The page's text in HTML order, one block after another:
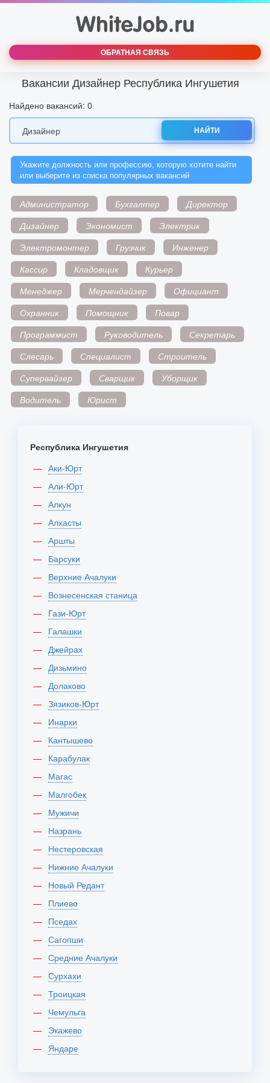
ОБРАТНАЯ СВЯЗЬ
Вакансии Дизайнер Республика Ингушетия
Найдено вакансий: 0
НАЙТИ
Укажите должность или профессию, которую хотите найти
или выберите из списка популярных вакансий
Администратор Бухгалтер
Директор
Дизайнер
Экономист
Электрик
Электромонтер
Грузчик
Инженер
Кассир
Кладовщик
Курьер
Менеджер
Мерчендайзер
Официант
Охранник
Помощник
Повар
Программист
Руководитель
Секретарь
Слесарь
Специалист
Строитель
Супервайзер
Сварщик
Уборщик
Водитель
Юрист
Республика Ингушетия
Аки-Юрт
Али-Юрт
Алкун
Алхасты
Аршты
Барсуки
Верхние Ачалуки
Вознесенская станица
Гази-Юрт
Галашки
Джейрах
Дизьмино
Долаково
Зязиков-Юрт
Инарки
Кантышево
Карабулак
Магас
Малгобек
Мужичи
Назрань
Нестеровская
Нижние Ачалуки
Новый Редант
Плиево
Пседах
Сагопши
Средние Ачалуки
Сурхахи
Троицкая
Чемульга
Экажево
Яндаре